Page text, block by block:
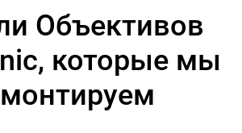
Объективов
которые мы